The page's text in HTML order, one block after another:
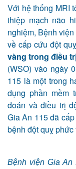
Với hệ thống MRI
thiệp mạch não
nghiệm, Bệnh
về cấp cứu đột
vàng trong điều
(WSO) vào ngày
115 làmột trong
dụng phần mềm
đoán và điều trị
Gia An 115đã
bệnh đột quỵ phức
Bệnh viện Gia An